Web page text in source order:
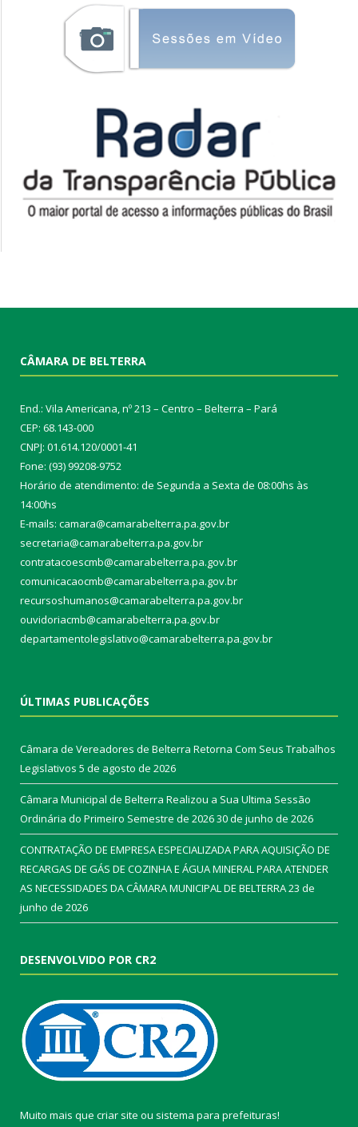
CÂMARA DE BELTERRA
End.: Vila Americana, nº 213 – Centro – Belterra – Pará
CEP: 68.143-000
CNPJ: 01.614.120/0001-41
Fone: (93) 99208-9752
Horário de atendimento: de Segunda a Sexta de 08:00hs às
14:00hs
E-mails: camara@camarabelterra.pa.gov.br
secretaria@camarabelterra.pa.gov.br
contratacoescmb@camarabelterra.pa.gov.br
comunicacaocmb@camarabelterra.pa.gov.br
recursoshumanos@camarabelterra.pa.gov.br
ouvidoriacmb@camarabelterra.pa.gov.br
departamentolegislativo@camarabelterra.pa.gov.br
ÚLTIMAS PUBLICAÇÕES
Câmara de Vereadores de Belterra Retorna Com Seus Trabalhos
Legislativos 5 de agosto de 2026
Câmara Municipal de Belterra Realizou a Sua Ultima Sessão
Ordinária do Primeiro Semestre de 202630 de junho de 2026
CONTRATAÇÃO DE EMPRESA ESPECIALIZADA PARA AQUISIÇÃO DE
RECARGAS DE GÁS DE COZINHA E ÁGUA MINERAL PARA ATENDER
AS NECESSIDADES DA CÂMARA MUNICIPAL DE BELTERRA23 de
junho de 2026
DESENVOLVIDO POR CR2
Muito mais que criar site ou sistema para prefeituras!